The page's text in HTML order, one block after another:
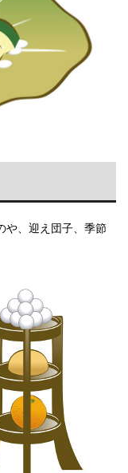
や、迎え団子、季節